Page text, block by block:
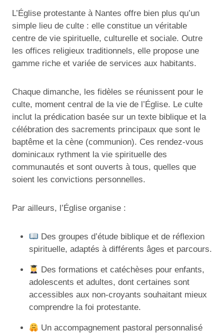
L’Église protestante à Nantes offre bien plus qu’un
simple lieu de culte : elle constitue un véritable
centre de vie spirituelle, culturelle et sociale. Outre
les offices religieux traditionnels, elle propose une
gamme riche et variée de services aux habitants.
Chaque dimanche, les fidèles se réunissent pour le
culte, moment central de la vie de l’Église. Le culte
inclut la prédication basée sur un texte biblique et la
célébration des sacrements principaux que sont le
baptême et la cène (communion). Ces rendez-vous
dominicaux rythment la vie spirituelle des
communautés et sont ouverts à tous, quelles que
soient les convictions personnelles.
Par ailleurs, l’Église organise :
Des groupes d’étude biblique et de réflexion
spirituelle, adaptés à différents âges et parcours.
Des formations et catéchèses pour enfants,
adolescents et adultes, dont certaines sont
accessibles aux non-croyants souhaitant mieux
comprendre la foi protestante.
Un accompagnement pastoral personnalisé